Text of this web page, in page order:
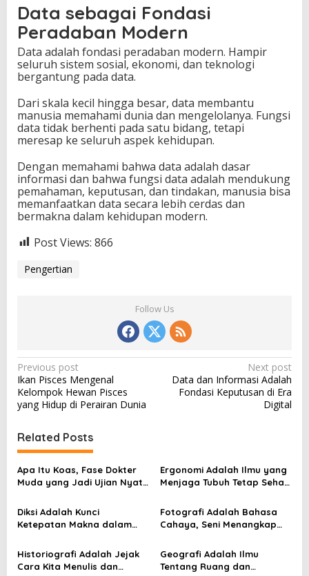
Data sebagai Fondasi
Peradaban Modern
Data adalah fondasi peradaban modern. Hampir
seluruh sistem sosial, ekonomi, dan teknologi
bergantung pada data.
Dari skala kecil hingga besar, data membantu
manusia memahami dunia dan mengelolanya. Fungsi
data tidak berhenti pada satu bidang, tetapi
meresap ke seluruh aspek kehidupan.
Dengan memahami bahwa data adalah dasar
informasi dan bahwa fungsi data adalah mendukung
pemahaman, keputusan, dan tindakan, manusia bisa
memanfaatkan data secara lebih cerdas dan
bermakna dalam kehidupan modern.
Post Views: 866
Pengertian
Follow Us
P
o
s
t
n
a
v
i
g
t
Previous post
Ikan Pisces Mengenal
Kelompok Hewan Pisces
yang Hidup di Perairan Dunia
Next post
Data dan Informasi Adalah
Fondasi Keputusan di Era
Digital
Related Posts
Apa Itu Koas, Fase Dokter
Muda yang Jadi Ujian Nyata
Ergonomi Adalah Ilmu yang
Menjaga Tubuh Tetap Sehat
Diksi Adalah Kunci
Ketepatan Makna dalam
Fotografi Adalah Bahasa
Cahaya, Seni Menangkap
Historiografi Adalah Jejak
Cara Kita Menulis dan
Geografi Adalah Ilmu
Tentang Ruang dan